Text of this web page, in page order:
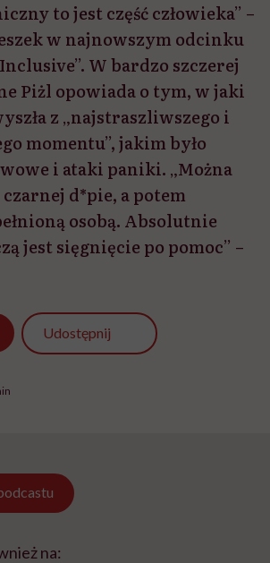
to jest część człowieka” –
w najnowszym odcinku
W bardzo szczerej
Piżl opowiada o tym, w jaki
z „najstraszliwszego i
momentu”, jakim było
i ataki paniki. „Można
d*pie, a potem
osobą. Absolutnie
jest sięgnięcie po pomoc” –
Udostępnij
na: